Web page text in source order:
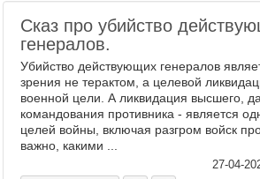
Сказ про убийство
генералов.
Убийство действующих генералов
зрения не терактом, а целевой
военной цели. А ликвидация высшего, да
командования противника - является
целей войны, включая разгром войск
важно, какими ...
27-04-